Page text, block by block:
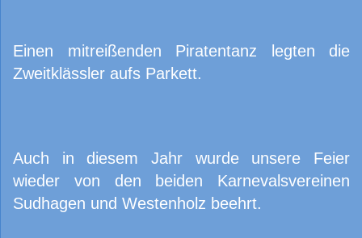
Einen mitreißenden Piratentanz legten die
Zweitklässler aufs Parkett.
Auch in diesem Jahr wurde unsere Feier
wieder von den beiden Karnevalsvereinen
Sudhagen und Westenholz beehrt.